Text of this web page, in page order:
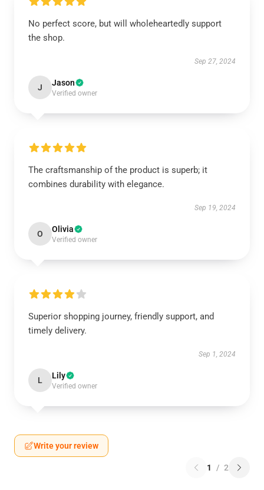
No perfect score, but will wholeheartedly support
the shop.
Sep 27, 2024
J Jason
Verified owner
The craftsmanship of the product is superb; it
combines durability with elegance.
Sep 19, 2024
O Olivia
Verified owner
Superior shopping journey, friendly support, and
timely delivery.
Sep 1, 2024
L Lily
Verified owner
Write your review
1 / 2